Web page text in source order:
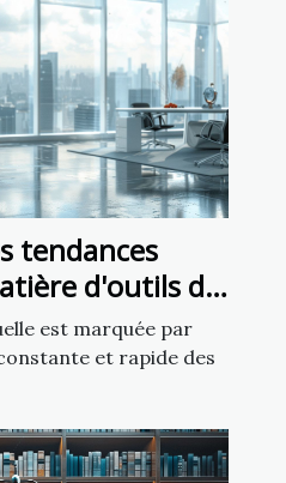
tendances
d'outils de
web
est marquée par
et rapide des